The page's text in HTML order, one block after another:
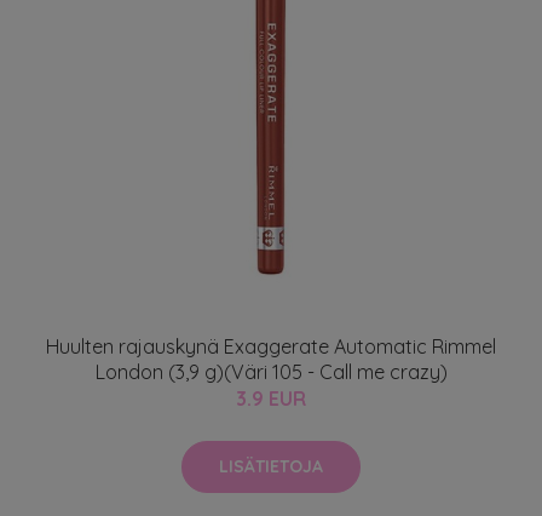
Huulten rajauskynä Exaggerate Automatic Rimmel
London (3,9 g)(Väri 105 - Call me crazy)
3.9 EUR
LISÄTIETOJA